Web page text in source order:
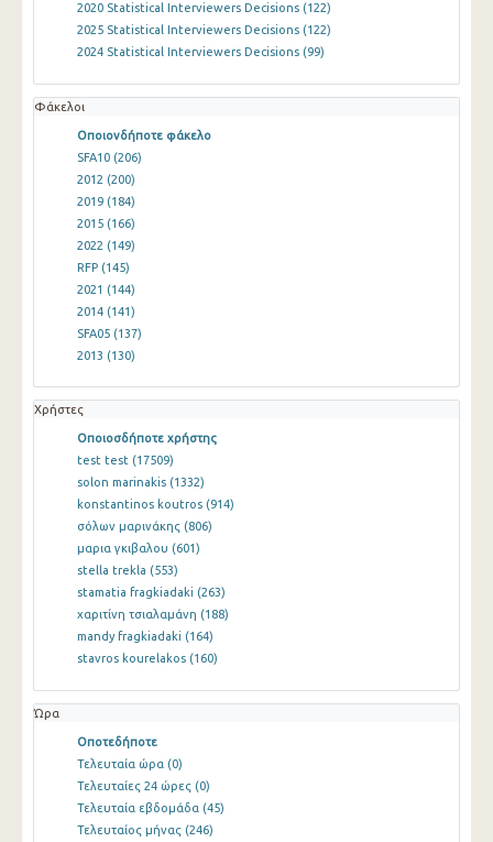
2020 Statistical Interviewers Decisions (122)
2025 Statistical Interviewers Decisions (122)
2024 Statistical Interviewers Decisions (99)
Φάκελοι
Οποιονδήποτε φάκελο
SFA10 (206)
2012 (200)
2019 (184)
2015 (166)
2022 (149)
RFP (145)
2021 (144)
2014 (141)
SFA05 (137)
2013 (130)
Χρήστες
Οποιοσδήποτε χρήστης
test test (17509)
solon marinakis (1332)
konstantinos koutros (914)
σόλων μαρινάκης (806)
μαρια γκιβαλου (601)
stella trekla (553)
stamatia fragkiadaki (263)
χαριτίνη τσιαλαμάνη (188)
mandy fragkiadaki (164)
stavros kourelakos (160)
Ώρα
Οποτεδήποτε
Τελευταία ώρα (0)
Τελευταίες 24 ώρες (0)
Τελευταία εβδομάδα (45)
Τελευταίος μήνας (246)